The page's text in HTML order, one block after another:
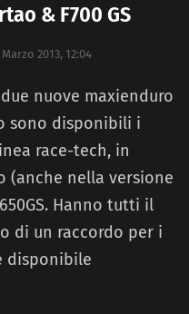
& F700 GS
Marzo 2013, 12:04
nuove maxienduro
sono disponibili i
race-tech, in
nella versione
Hanno tutti il
di un raccordo per i
disponibile